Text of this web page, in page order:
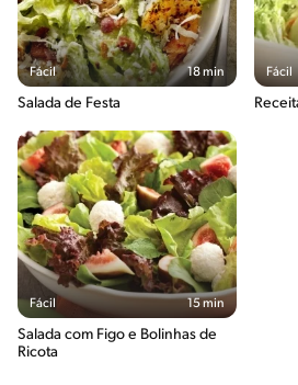
Fácil 18 min
Salada de Festa
Fácil
Fácil 15 min
Salada com Figo e Bolinhas de
Ricota